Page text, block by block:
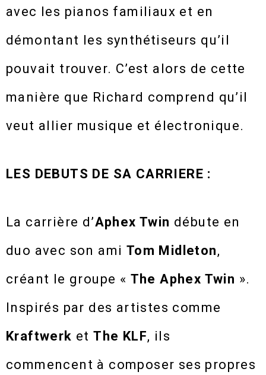
avec les pianos familiaux et en
démontant les synthétiseurs qu’il
pouvait trouver. C’est alors de cette
manière que Richard comprend qu’il
veut allier musique et électronique.
LES DEBUTS DE SA CARRIERE :
La carrière d’Aphex Twin débute en
duo avec son ami Tom Midleton,
créant le groupe « The Aphex Twin ».
Inspirés par des artistes comme
Kraftwerk etThe KLF, ils
commencent à composer ses propres